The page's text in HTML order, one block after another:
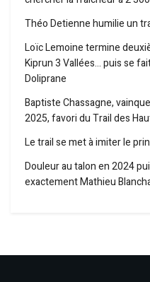
Théo Detienne humilie un
Loïc Lemoine termine
Kiprun 3 Vallées… puis se
Doliprane
Baptiste Chassagne,
2025, favori du Trail des
Le trail se met à imiter le
Douleur au talon en 2024
exactement Mathieu